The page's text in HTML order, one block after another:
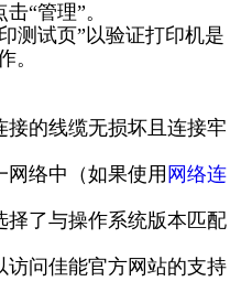
“管理”。
测试页”以验证打印机是
。
的线缆无损坏且连接牢
络中（如果使用 网络连
择了与操作系统版本匹配
访问佳能官方网站的支持